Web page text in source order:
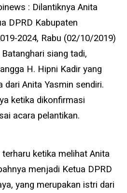
: Dilantiknya Anita
DPRD Kabupaten
2024, Rabu (02/10/2019)
siang tadi,
H. Hipni Kadir yang
dari Anita Yasmin sendiri.
ketika dikonfirmasi
acara pelantikan.
ketika melihat Anita
menjadi Ketua DPRD
yang merupakan istri dari